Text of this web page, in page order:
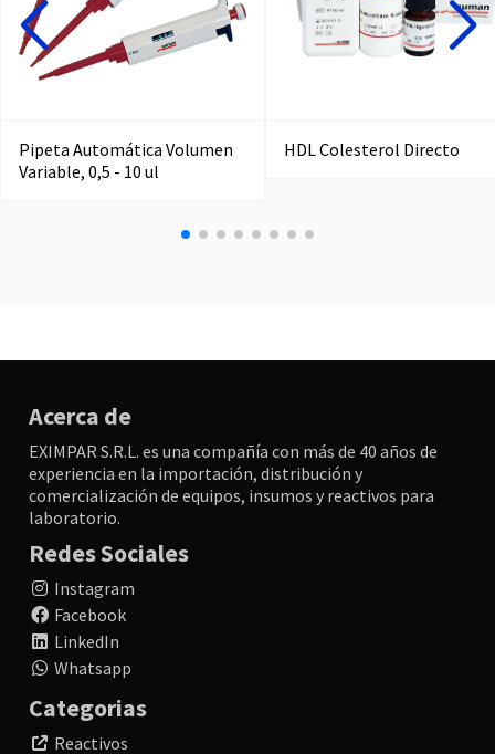
Pipeta Automática Volumen
Variable, 0,5 - 10 ul
HDL Colesterol Directo
Acerca de
EXIMPAR S.R.L. es una compañía con más de 40 años de
experiencia en la importación, distribución y
comercialización de equipos, insumos y reactivos para
laboratorio.
Redes Sociales
Instagram
Facebook
LinkedIn
Whatsapp
Categorias
Reactivos